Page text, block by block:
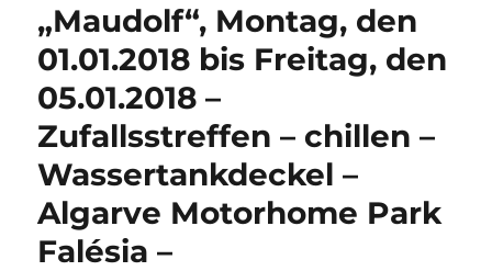
„Maudolf“, Montag, den
01.01.2018 bis Freitag, den
05.01.2018 –
Zufallsstreffen – chillen –
Wassertankdeckel –
Algarve Motorhome Park
Falésia –